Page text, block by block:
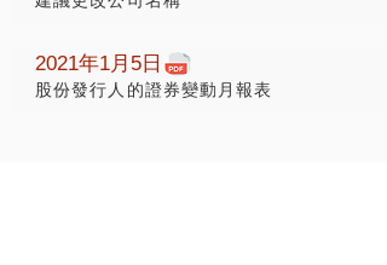
2021年1月5日
股份發行人的證券變動月報表